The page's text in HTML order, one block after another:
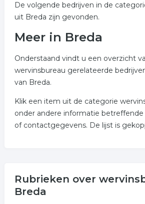
De volgende bedrijven in de
uit Breda zijn gevonden.
Meer in Breda
Onderstaand vindt u een overzicht
wervinsbureau gerelateerde
van Breda.
Klik een item uit de categorie
onder andere informatie
of contactgegevens. De lijst is
Rubrieken over
Breda